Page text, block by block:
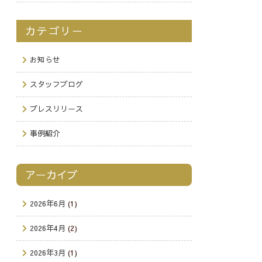
カテゴリー
お知らせ
スタッフブログ
プレスリリース
事例紹介
アーカイブ
2026年6月 (1)
2026年4月 (2)
2026年3月 (1)